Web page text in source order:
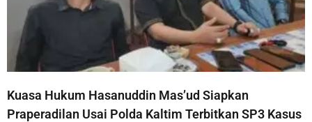
Kuasa Hukum Hasanuddin Mas’ud Siapkan
Praperadilan Usai Polda Kaltim Terbitkan SP3 Kasus